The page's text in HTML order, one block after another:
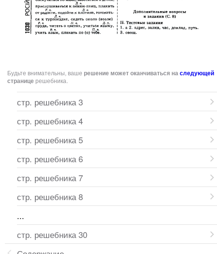
Будьте внимательны, ваше решение может оканчиваться наследующей
странице решебника.
стр. решебника 3
стр. решебника 4
стр. решебника 5
стр. решебника 6
стр. решебника 7
стр. решебника 8
...
стр. решебника 30